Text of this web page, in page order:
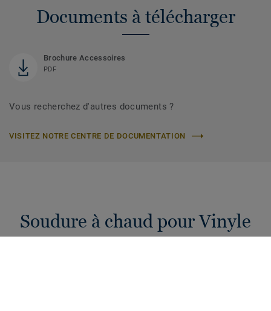
Documents à télécharger
Brochure Accessoires
PDF
Vous recherchez d'autres documents ?
VISITEZ NOTRE CENTRE DE DOCUMENTATION
Soudure à chaud pour Vinyle